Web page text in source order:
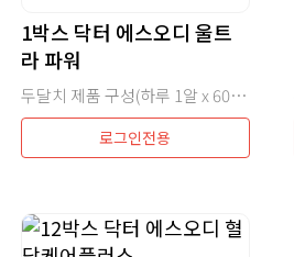
1박스 닥터 에스오디 울트
라 파워
두달치 제품 구성(하루 1알 x 60일 = 60정)
로그인전용